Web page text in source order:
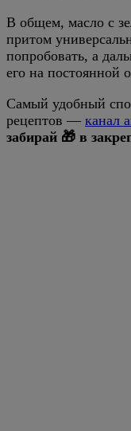
В общем, масло с
притом
попробовать, а
его на постоянной
Самый удобный
рецептов — канал
забирай 🎁 в